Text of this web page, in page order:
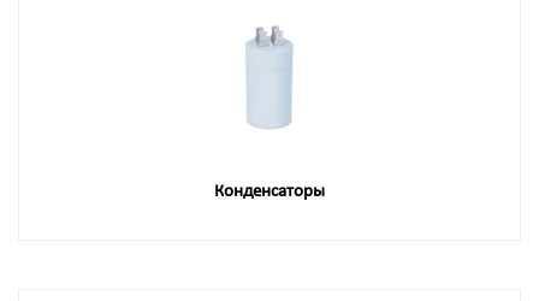
Конденсаторы